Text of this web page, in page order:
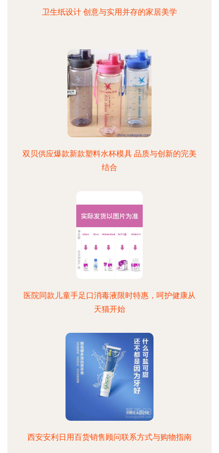
卫生纸设计 创意与实用并存的家居美学
双贝供应爆款新款塑料水杯模具 品质与创新的完美
结合
医院同款儿童手足口消毒液限时特惠，呵护健康从
天猫开始
西安安利日用百货销售顾问联系方式与购物指南